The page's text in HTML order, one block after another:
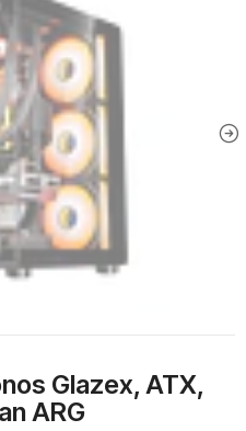
Glazex, ATX,
ARG